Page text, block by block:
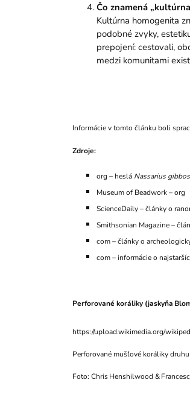
Čo znamená
Kultúrna homogenita
podobné zvyky,
prepojení: cestovali,
medzi komunitami
Informácie v tomto článku boli
Zdroje:
org – heslá Nassarius
Museum of Beadwork –org
ScienceDaily – články o
Smithsonian Magazine –
com – články o
com – informácie o
Perforované koráliky (jaskyňa
https://upload.wikimedia.org/
Perforované mušľové koráliky
Foto: Chris Henshilwood &